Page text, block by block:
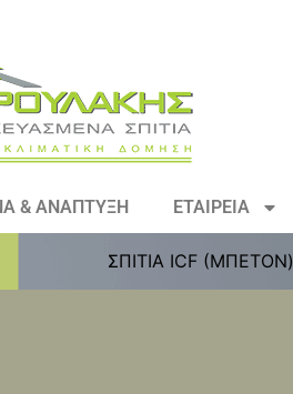
& ΑΝΑΠΤΥΞΗ ΕΤΑΙΡΕΙΑ
ΣΠΙΤΙΑ ICF (ΜΠΕΤΟΝ)